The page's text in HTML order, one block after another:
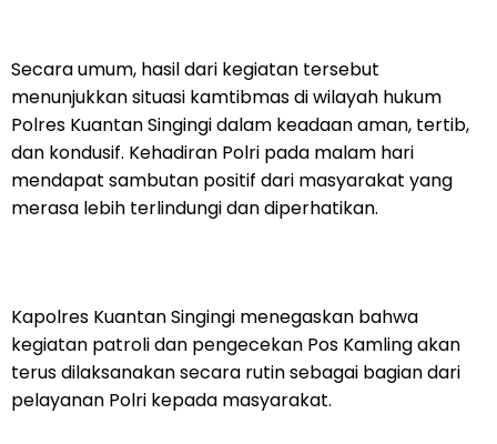
Secara umum, hasil dari kegiatan tersebut
menunjukkan situasi kamtibmas di wilayah hukum
Polres Kuantan Singingi dalam keadaan aman, tertib,
dan kondusif. Kehadiran Polri pada malam hari
mendapat sambutan positif dari masyarakat yang
merasa lebih terlindungi dan diperhatikan.
Kapolres Kuantan Singingi menegaskan bahwa
kegiatan patroli dan pengecekan Pos Kamling akan
terus dilaksanakan secara rutin sebagai bagian dari
pelayanan Polri kepada masyarakat.